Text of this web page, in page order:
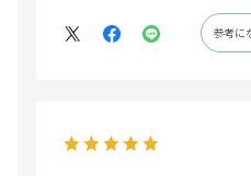
参考に